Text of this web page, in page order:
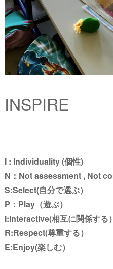
INSPIRE
I : Individuality (個性)
N：Not assessment , Not
S:Select(自分で選ぶ）
P：Play（遊ぶ）
I:Interactive(相互に関係する）
R:Respect(尊重する）
E:Enjoy(楽しむ）